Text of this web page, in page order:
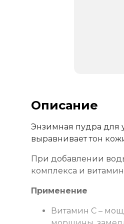
Описание
Энзимная пудра для
выравнивает тон
При добавлении
комплекса и
Применение
Витамин С –